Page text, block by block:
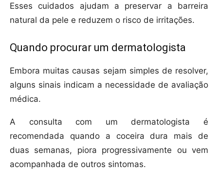
Esses cuidados ajudam a preservar a barreira
natural da pele e reduzem o risco de irritações.
Quando procurar um dermatologista
Embora muitas causas sejam simples de resolver,
alguns sinais indicam a necessidade de avaliação
médica.
A consulta com um dermatologista é
recomendada quando a coceira dura mais de
duas semanas, piora progressivamente ou vem
acompanhada de outros sintomas.